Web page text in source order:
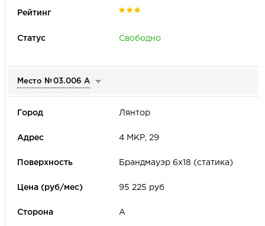
Период аренды
Свободно
Место №03.006 А
Лянтор
4 МКР, 29
Брандмауэр 6х18 (статика)
95 225 руб
А